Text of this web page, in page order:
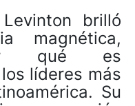
brilló
magnética,
qué es
líderes más
Su